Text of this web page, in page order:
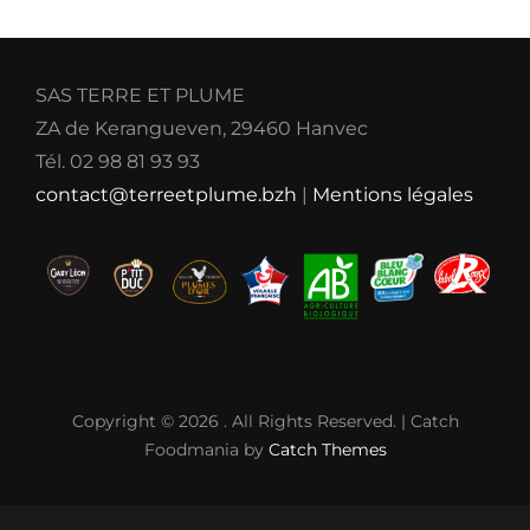
SAS TERRE ET PLUME
ZA de Kerangueven, 29460 Hanvec
Tél. 02 98 81 93 93
contact@terreetplume.bzh | Mentions légales
Copyright © 2026 . All Rights Reserved. | Catch
Foodmania by Catch Themes